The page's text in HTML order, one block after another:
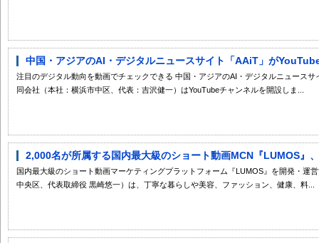
中国・アジアのAI・デジタルニュースサイト「AAiT」が
注目のデジタル動向を動画でチェックできる 中国・アジアのAI・デジタルニュース
同会社（本社：横浜市中区、代表：吉沢健一）はYouTubeチャンネルを開設しま...
2,000名が所属する国内最大級のショート動画MCN『LUMOS』
国内最大級のショート動画マーケティングプラットフォーム『LUMOS』を開発・運
中央区、代表取締役 黒崎悠一）は、丁寧な暮らしや美容、ファッション、健康、料...